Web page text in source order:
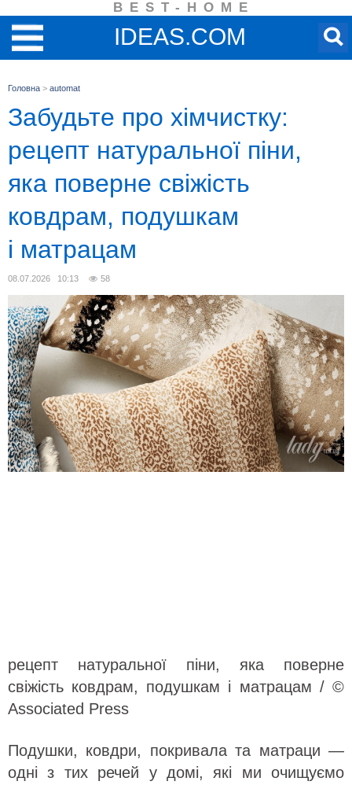
BEST-HOME
IDEAS.COM
Головна > automat
Забудьте про хімчистку:
рецепт натуральної піни,
яка поверне свіжість
ковдрам, подушкам
і матрацам
08.07.2026 10:13 58
рецепт натуральної піни, яка поверне
свіжість ковдрам, подушкам і матрацам / ©
Associated Press
Подушки, ковдри, покривала та матраци —
одні з тих речей у домі, які ми очищуємо